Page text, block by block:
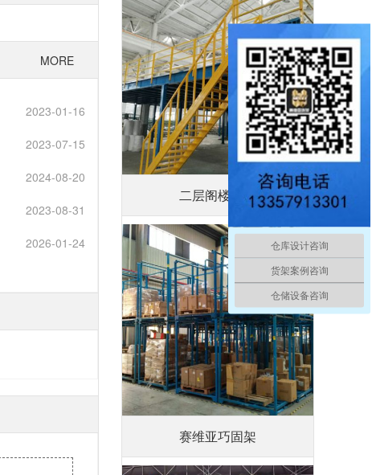
MORE
2023-01-16
2023-07-15
2024-08-20
2023-08-31
2026-01-24
二层阁楼平台
赛维亚巧固架
仓库设计咨询
货架案例咨询
仓储设备咨询